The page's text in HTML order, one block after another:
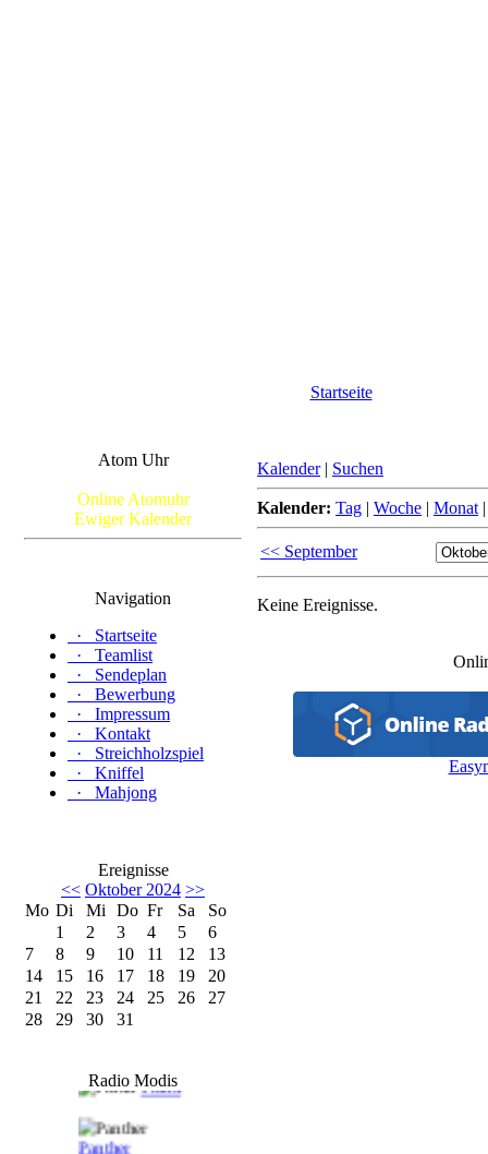
Startseite
Atom Uhr
Online Atomuhr
Ewiger Kalender
Navigation
·
Startseite
·
Teamlist
·
Sendeplan
·
Bewerbung
·
Impressum
·
Kontakt
·
Streichholzspiel
·
Kniffel
·
Mahjong
Ereignisse
<< Oktober 2024 >>
Mo Di Mi Do Fr Sa
So
1
2 3 4 5
6
7
8 9 10 11 12
13
14
15 16 17 18 19
20
21
22 23 24 25 26
27
28
29 30 31
Radio Modis
Frank
Panther
Kalender | Suchen
Kalender: Tag | Woche | Monat
<< September
Keine Ereignisse.